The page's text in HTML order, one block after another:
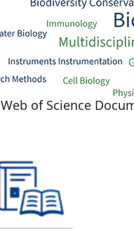
Web of Science